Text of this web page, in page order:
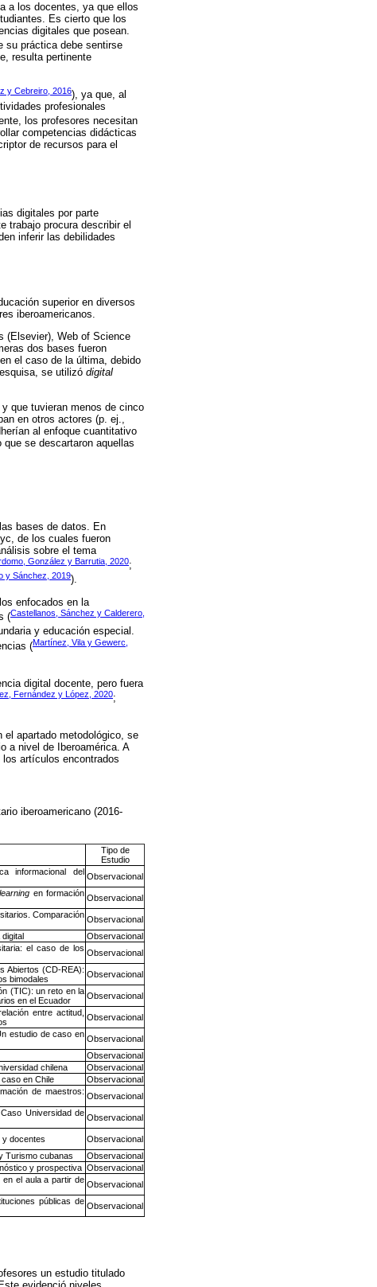
a los docentes, ya que ellos
Es cierto que los
digitales que posean.
su práctica debe sentirse
resulta pertinente
y Cebreiro, 2016), ya que, al
profesionales
los profesores necesitan
competencias didácticas
de recursos para el
digitales por parte
trabajo procura describir el
inferir las debilidades
superior en diversos
iberoamericanos.
(Elsevier), Web of Science
dos bases fueron
el caso de la última, debido
se utilizó digital
que tuvieran menos de cinco
en otros actores (p. ej.,
al enfoque cuantitativo
se descartaron aquellas
bases de datos. En
de los cuales fueron
sobre el tema
González y Barrutia, 2020;
y Sánchez, 2019).
enfocados en la
(Castellanos, Sánchez y Calderero,
y educación especial.
(Martínez, Vila y Gewerc,
digital docente, pero fuera
Fernández y López, 2020;
el apartado metodológico, se
a nivel de Iberoamérica. A
artículos encontrados
iberoamericano (2016-
Tipo de
Estudio
informacional del Observacional
en formación Observacional
Comparación Observacional
Observacional
el caso de los Observacional
Abiertos (CD-REA):
bimodales
Observacional
(TIC): un reto en la
en el Ecuador
Observacional
entre actitud, Observacional
estudio de caso en Observacional
Observacional
chilena
Observacional
en Chile
Observacional
de maestros: Observacional
Universidad de Observacional
y docentes
Observacional
Turismo cubanas
Observacional
y prospectiva Observacional
el aula a partir de Observacional
públicas de Observacional
un estudio titulado